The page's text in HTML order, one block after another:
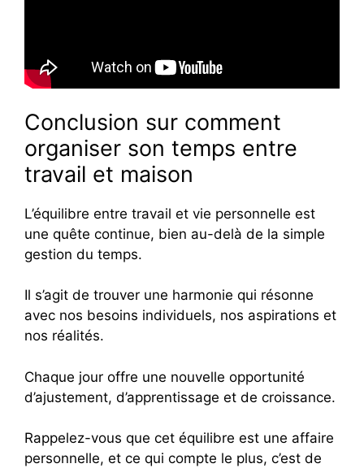
Conclusion sur comment
organiser son temps entre
travail et maison
L’équilibre entre travail et vie personnelle est
une quête continue, bien au-delà de la simple
gestion du temps.
Il s’agit de trouver une harmonie qui résonne
avec nos besoins individuels, nos aspirations et
nos réalités.
Chaque jour offre une nouvelle opportunité
d’ajustement, d’apprentissage et de croissance.
Rappelez-vous que cet équilibre est une affaire
personnelle, et ce qui compte le plus, c’est de